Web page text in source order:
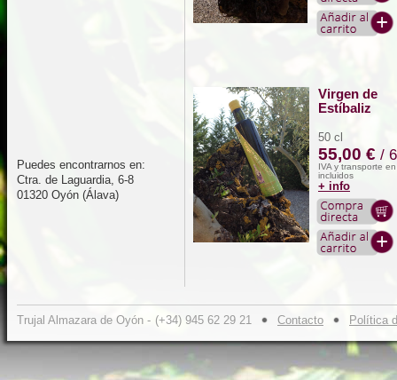
Puedes encontrarnos en:
Ctra. de Laguardia, 6-8
01320 Oyón (Álava)
Virgen de
Estíbaliz
50 cl
55,00 € /
IVA y transporte
incluidos
+ info
Trujal Almazara de Oyón - (+34) 945 62 29 21 Contacto Política